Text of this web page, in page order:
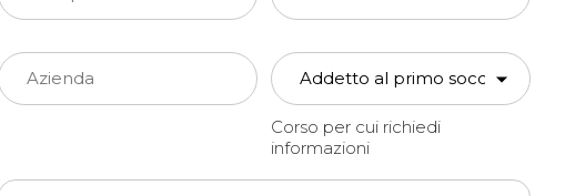
Corso per cui richiedi
informazioni